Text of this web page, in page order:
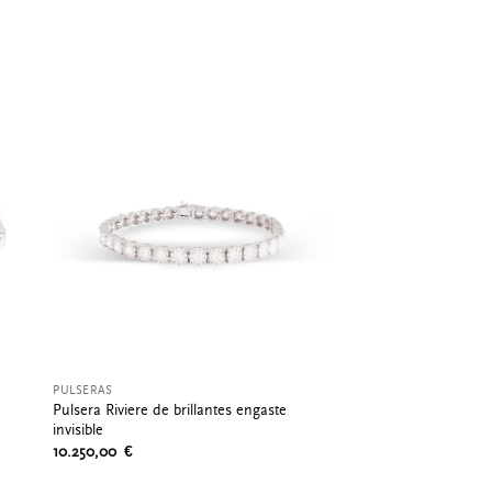
PULSERAS
Pulsera Riviere de brillantes engaste
invisible
10.250,00€